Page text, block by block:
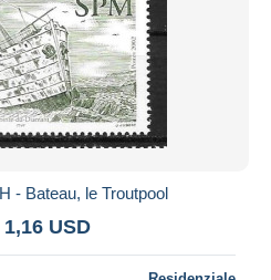
- Bateau, le Troutpool
1,16 USD